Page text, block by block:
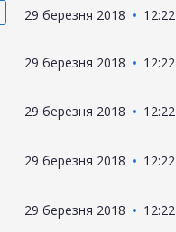
29 березня 2018 12:22
29 березня 2018 12:22
29 березня 2018 12:22
29 березня 2018 12:22
29 березня 2018 12:22